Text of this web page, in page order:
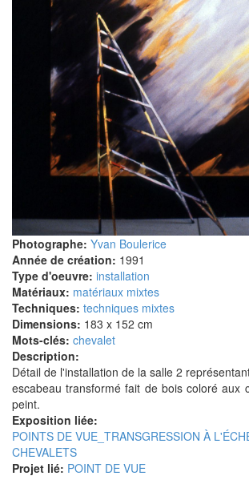
Photographe: Yvan Boulerice
Année de création: 1991
Type d'oeuvre: installation
Matériaux: matériaux mixtes
Techniques: techniques mixtes
Dimensions: 183 x 152 cm
Mots-clés: chevalet
Description:
Détail de l'installation de la salle 2
escabeau transformé fait de bois coloré aux
peint.
Exposition liée:
POINTS DE VUE_TRANSGRESSION À
CHEVALETS
Projet lié: POINT DE VUE